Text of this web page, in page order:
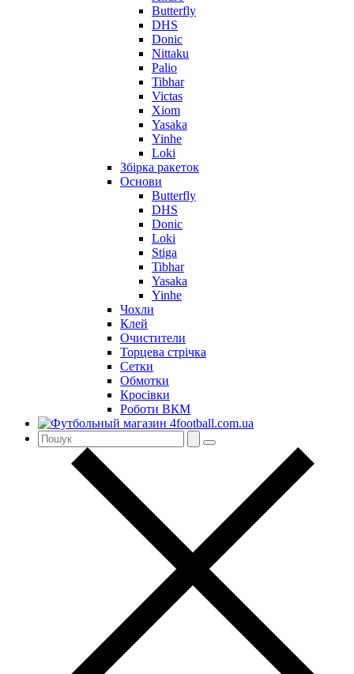
Butterfly
DHS
Donic
Nittaku
Palio
Tibhar
Victas
Xiom
Yasaka
Yinhe
Loki
Збірка ракеток
Основи
Butterfly
DHS
Donic
Loki
Stiga
Tibhar
Yasaka
Yinhe
Чохли
Клей
Очистители
Торцева стрічка
Сетки
Обмотки
Кросівки
Роботи ВКМ